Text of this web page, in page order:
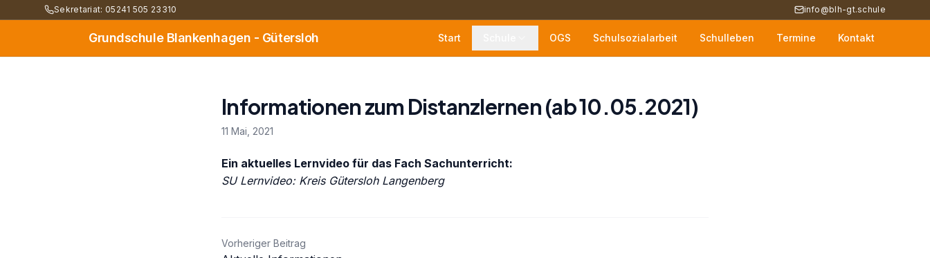
Sekretariat: 05241 505 23310 info@blh-gt.schule
Grundschule Blankenhagen - Gütersloh Start OGS Schulsozialarbeit Schulleben Termine Kontakt
Informationen zum Distanzlernen (ab 10.05.2021)
11 Mai, 2021
Ein aktuelles Lernvideo für das Fach Sachunterricht:
SU Lernvideo: Kreis Gütersloh Langenberg
Beitragsnavigation
Vorheriger Beitrag